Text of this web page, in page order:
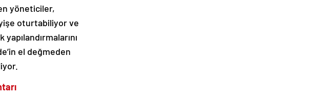
yöneticiler,
oturtabiliyor ve
el değmeden